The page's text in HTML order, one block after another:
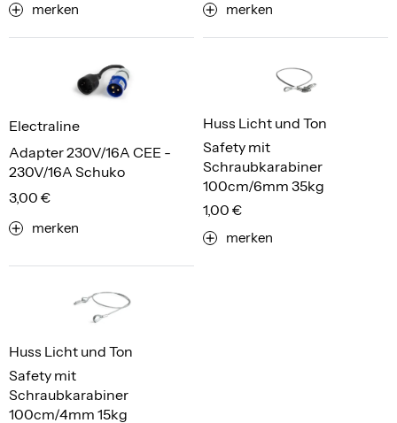
merken merken
Adapter 230V/16A CEE -
230V/16A Schuko
Electraline
3,00 €
merken
Safety mit
Schraubkarabiner
100cm/6mm 35kg
Huss Licht und Ton
1,00 €
merken
Safety mit
Schraubkarabiner
100cm/4mm 15kg
Huss Licht und Ton